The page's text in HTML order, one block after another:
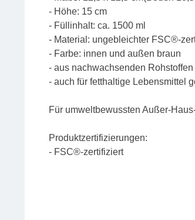
- Höhe: 15 cm
- Füllinhalt: ca. 1500 ml
- Material: ungebleichter FSC®-
- Farbe: innen und außen braun
- aus nachwachsenden Rohstoffen
- auch für fetthaltige Lebensmittel
Für umweltbewussten Außer-
Produktzertifizierungen:
- FSC®-zertifiziert